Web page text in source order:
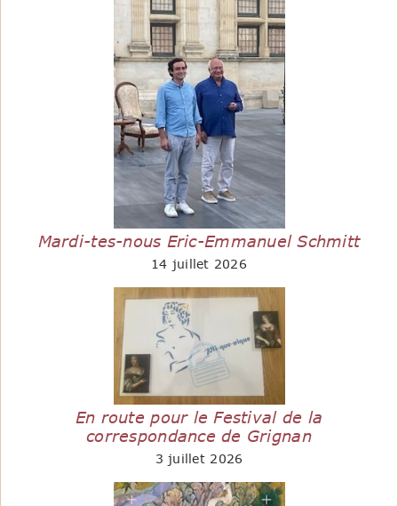
Mardi-tes-nous Eric-Emmanuel Schmitt
14 juillet 2026
En route pour le Festival de la
correspondance de Grignan
3 juillet 2026